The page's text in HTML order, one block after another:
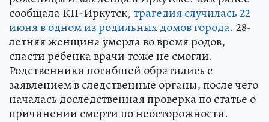
сообщала КП-Иркутск,трагедия случилась 22
июня в одном из родильных домов города. 28-
летняя женщина умерла во время родов,
спасти ребенка врачи тоже не смогли.
Родственники погибшей обратились с
заявлением в следственные органы, после чего
началась доследственная проверка по статье о
причинении смерти по неосторожности.